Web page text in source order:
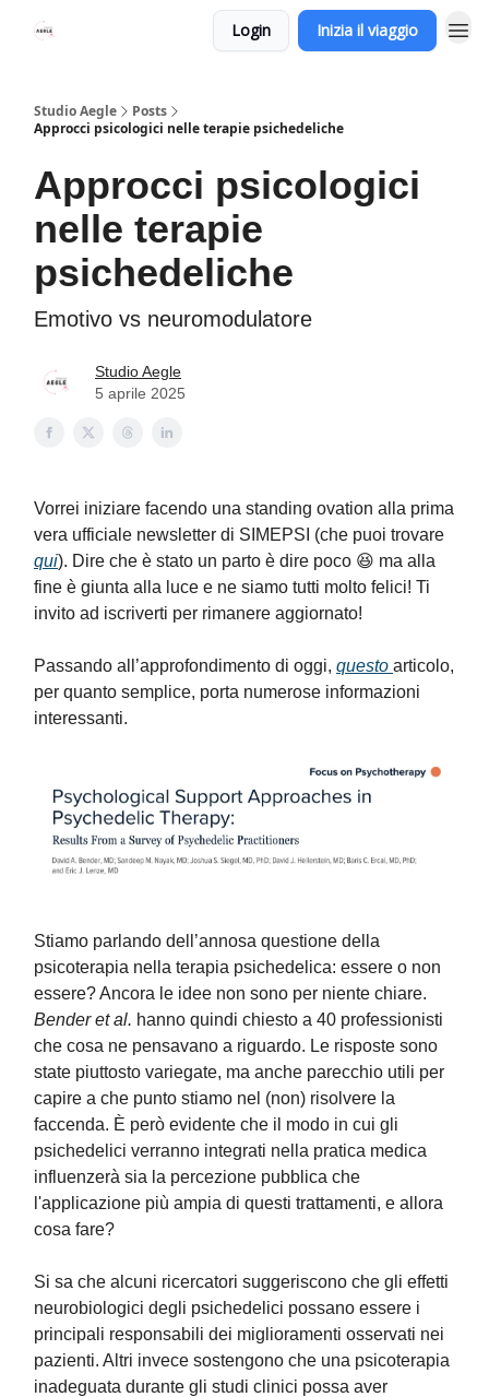
Login Inizia il viaggio
Studio Aegle
Posts
Approcci psicologici nelle terapie psichedeliche
Approcci psicologici
nelle terapie
psichedeliche
Emotivo vs neuromodulatore
Studio Aegle
5 aprile 2025
Vorrei iniziare facendo una standing ovation alla prima
vera ufficiale newsletter di SIMEPSI (che puoi trovare
qui). Dire che è stato un parto è dire poco 😆 ma alla
fine è giunta alla luce e ne siamo tutti molto felici! Ti
invito ad iscriverti per rimanere aggiornato!
Passando all’approfondimento di oggi, questo articolo,
per quanto semplice, porta numerose informazioni
interessanti.
Stiamo parlando dell’annosa questione della
psicoterapia nella terapia psichedelica: essere o non
essere? Ancora le idee non sono per niente chiare.
Bender et al. hanno quindi chiesto a 40 professionisti
che cosa ne pensavano a riguardo. Le risposte sono
state piuttosto variegate, ma anche parecchio utili per
capire a che punto stiamo nel (non) risolvere la
faccenda. È però evidente che il modo in cui gli
psichedelici verranno integrati nella pratica medica
influenzerà sia la percezione pubblica che
l'applicazione più ampia di questi trattamenti, e allora
cosa fare?
Si sa che alcuni ricercatori suggeriscono che gli effetti
neurobiologici degli psichedelici possano essere i
principali responsabili dei miglioramenti osservati nei
pazienti. Altri invece sostengono che una psicoterapia
inadeguata durante gli studi clinici possa aver